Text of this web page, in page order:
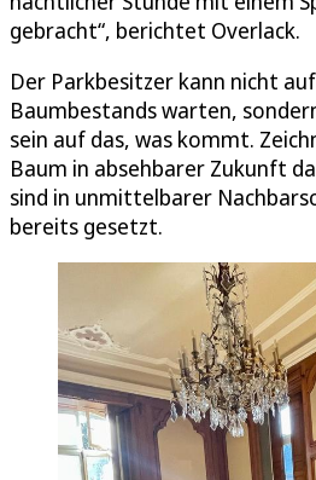
gebracht“, berichtet Overlack.
Der Parkbesitzer kann nicht
Baumbestands warten,
sein auf das, was kommt.
Baum in absehbarer Zukunft
sind in unmittelbarer
bereits gesetzt.